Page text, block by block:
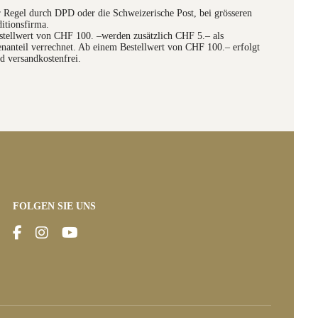
durch DPD oder die Schweizerische Post, bei grösseren
von CHF 100. –werden zusätzlich CHF 5.– als
verrechnet. Ab einem Bestellwert von CHF 100.– erfolgt
versandkostenfrei.
FOLGEN SIE UNS